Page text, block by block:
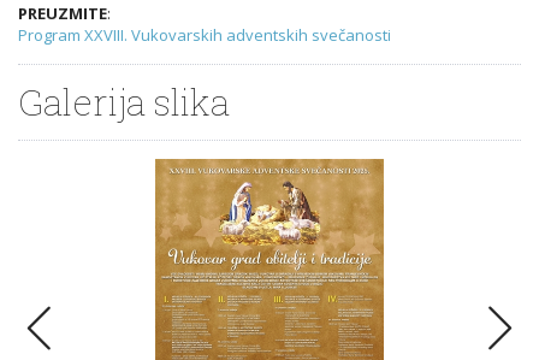
PREUZMITE:
Program XXVIII. Vukovarskih adventskih svečanosti
Galerija slika